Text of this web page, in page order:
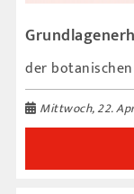
der
Mittwoch, 22.